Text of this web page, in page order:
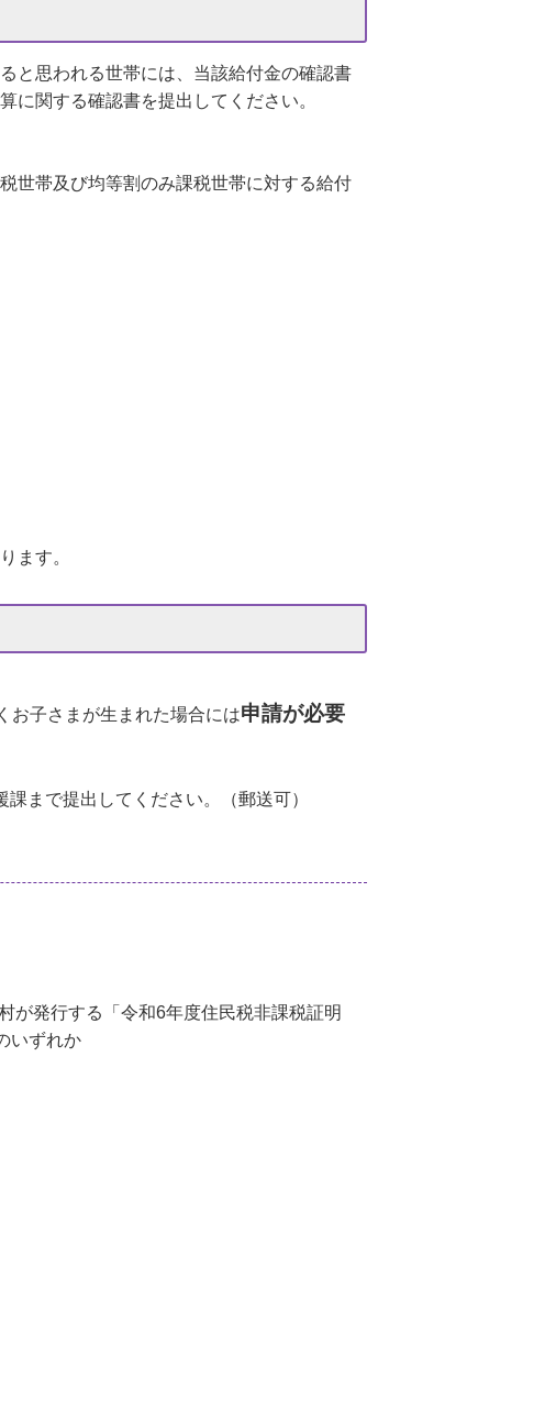
と思われる世帯には、当該給付金の確認書
に関する確認書を提出してください。
世帯及び均等割のみ課税世帯に対する給付
ます。
お子さまが生まれた場合には申請が必要
まで提出してください。（郵送可）
が発行する「令和6年度住民税非課税証明
いずれか